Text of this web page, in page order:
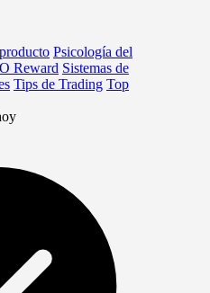
Psicología del
Reward Sistemas de
Tips de Trading Top